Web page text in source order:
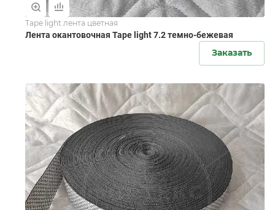
Tape light лента цветная
Лента окантовочная Tape light 7.2 темно-бежевая
Заказать